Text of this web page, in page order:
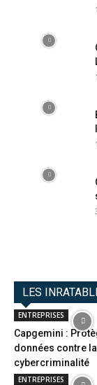
LES
ENTREPRISES
Capgemini :
données contre la
cybercriminalité
ENTREPRISES